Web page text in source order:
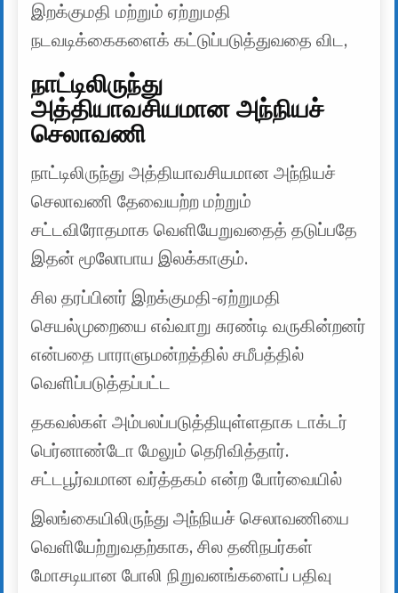
இறக்குமதி மற்றும் ஏற்றுமதி
நடவடிக்கைகளைக் கட்டுப்படுத்துவதை விட,
நாட்டிலிருந்து
அத்தியாவசியமான அந்நியச்
செலாவணி
நாட்டிலிருந்து அத்தியாவசியமான அந்நியச்
செலாவணி தேவையற்ற மற்றும்
சட்டவிரோதமாக வெளியேறுவதைத் தடுப்பதே
இதன் மூலோபாய இலக்காகும்.
சில தரப்பினர் இறக்குமதி-ஏற்றுமதி
செயல்முறையை எவ்வாறு சுரண்டி வருகின்றனர்
என்பதை பாராளுமன்றத்தில் சமீபத்தில்
வெளிப்படுத்தப்பட்ட
தகவல்கள் அம்பலப்படுத்தியுள்ளதாக டாக்டர்
பெர்னாண்டோ மேலும் தெரிவித்தார்.
சட்டபூர்வமான வர்த்தகம் என்ற போர்வையில்
இலங்கையிலிருந்து அந்நியச் செலாவணியை
வெளியேற்றுவதற்காக, சில தனிநபர்கள்
மோசடியான போலி நிறுவனங்களைப் பதிவு